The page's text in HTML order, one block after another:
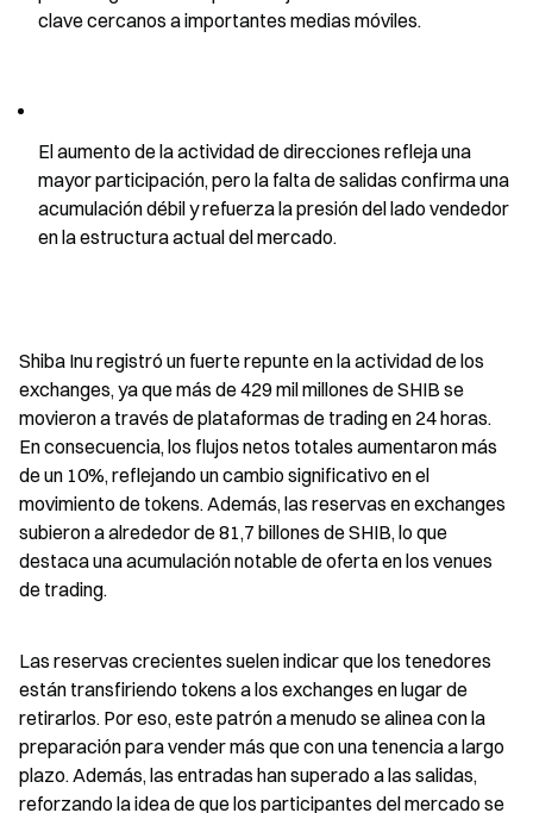
clave cercanos a importantes medias móviles.
El aumento de la actividad de direcciones refleja una
mayor participación, pero la falta de salidas confirma una
acumulación débil y refuerza la presión del lado vendedor
en la estructura actual del mercado.
Shiba Inu registró un fuerte repunte en la actividad de los
exchanges, ya que más de 429 mil millones de SHIB se
movieron a través de plataformas de trading en 24 horas.
En consecuencia, los flujos netos totales aumentaron más
de un 10%, reflejando un cambio significativo en el
movimiento de tokens. Además, las reservas en exchanges
subieron a alrededor de 81,7 billones de SHIB, lo que
destaca una acumulación notable de oferta en los venues
de trading.
Las reservas crecientes suelen indicar que los tenedores
están transfiriendo tokens a los exchanges en lugar de
retirarlos. Por eso, este patrón a menudo se alinea con la
preparación para vender más que con una tenencia a largo
plazo. Además, las entradas han superado a las salidas,
reforzando la idea de que los participantes del mercado se